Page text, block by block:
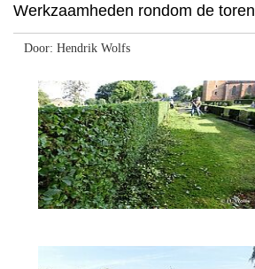
Werkzaamheden rondom de toren
Door: Hendrik Wolfs